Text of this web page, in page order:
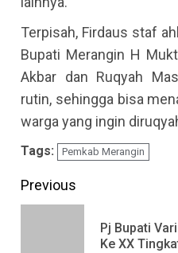
Terpisah, Firdaus staf
Bupati Merangin H
Akbar dan Ruqyah
rutin, sehingga bisa
warga yang ingin
Tags: Pemkab Merangin
Continue
Previous
Pj Bupati
Ke XX